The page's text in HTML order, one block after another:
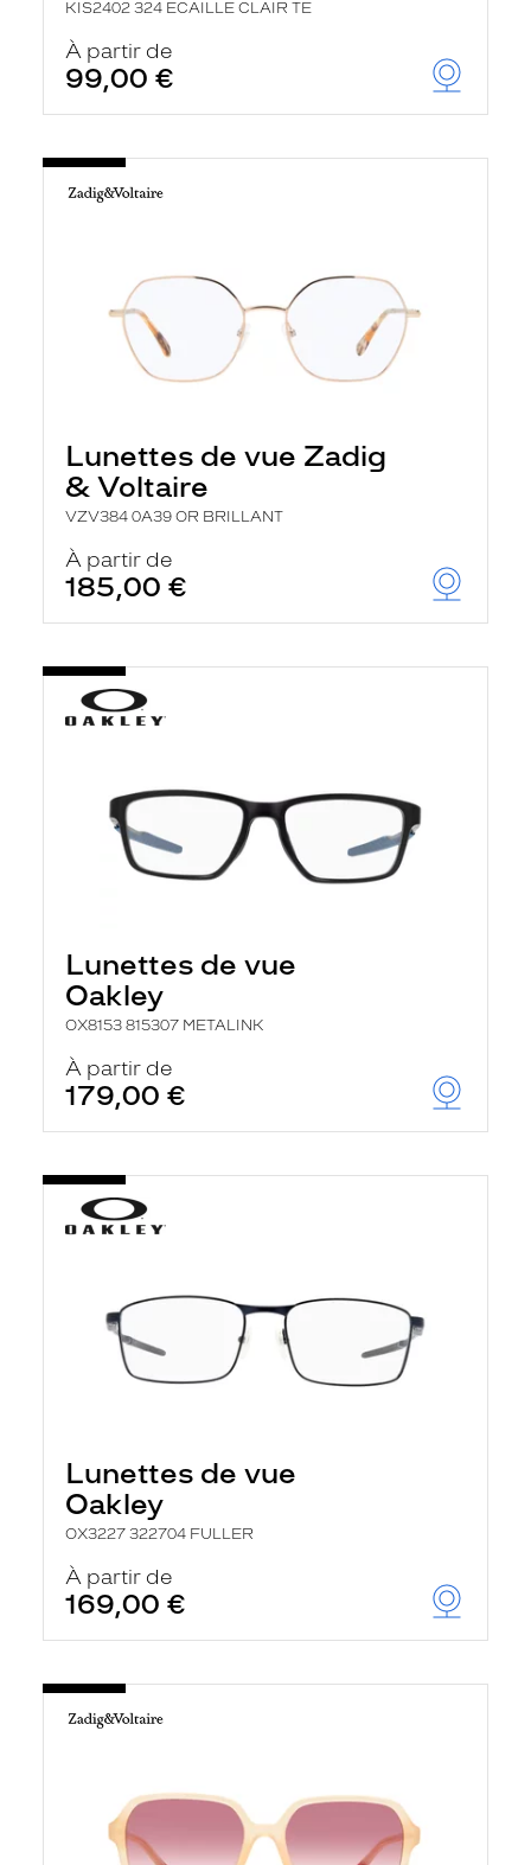
KIS2402 324 ECAILLE CLAIR TE
À partir de
99,00 €
Lunettes de vue Zadig
& Voltaire
VZV384 0A39 OR BRILLANT
À partir de
185,00 €
Lunettes de vue
Oakley
OX8153 815307 METALINK
À partir de
179,00 €
Lunettes de vue
Oakley
OX3227 322704 FULLER
À partir de
169,00 €